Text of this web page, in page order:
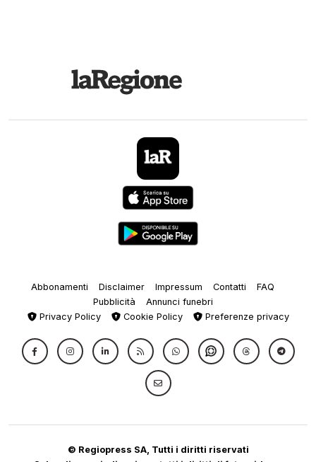
Abbonamenti Disclaimer Impressum Contatti
FAQ
Pubblicità
Annunci funebri
Privacy Policy
Cookie Policy Preferenze privacy
© Regiopress SA, Tutti i diritti riservati